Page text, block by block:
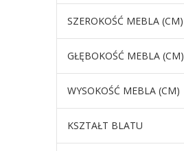
SZEROKOŚĆ MEBLA (CM)
GŁĘBOKOŚĆ MEBLA (CM)
WYSOKOŚĆ MEBLA (CM)
KSZTAŁT BLATU